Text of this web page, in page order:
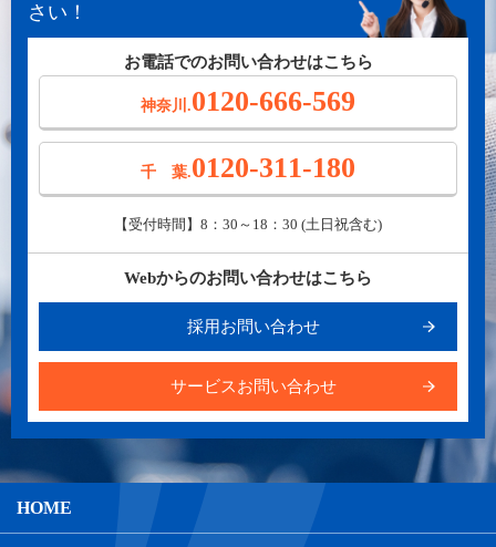
さい！
お電話でのお問い合わせはこちら
神奈川.0120-666-569
千 葉.0120-311-180
【受付時間】8：30～18：30 (土日祝含む)
Webからのお問い合わせはこちら
採用お問い合わせ
サービスお問い合わせ
HOME